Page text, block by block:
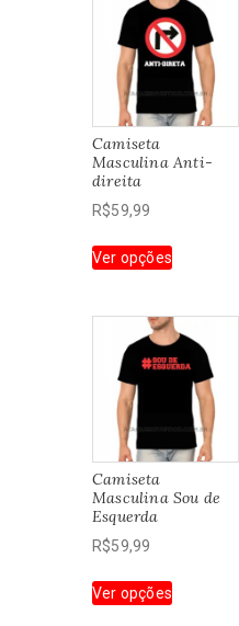
Camiseta
Masculina Anti-
direita
R$59,99
Ver opçõesproduto
várias
variantes.
As
opções
podem
ser
escolhidas
página
Camiseta
Masculina Sou de
Esquerda
R$59,99
Ver opçõesproduto